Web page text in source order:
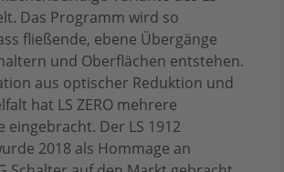
Das Programm wird so
fließende, ebene Übergänge
und Oberflächen entstehen.
aus optischer Reduktion und
hat LS ZERO mehrere
eingebracht. Der LS 1912
2018 als Hommage an